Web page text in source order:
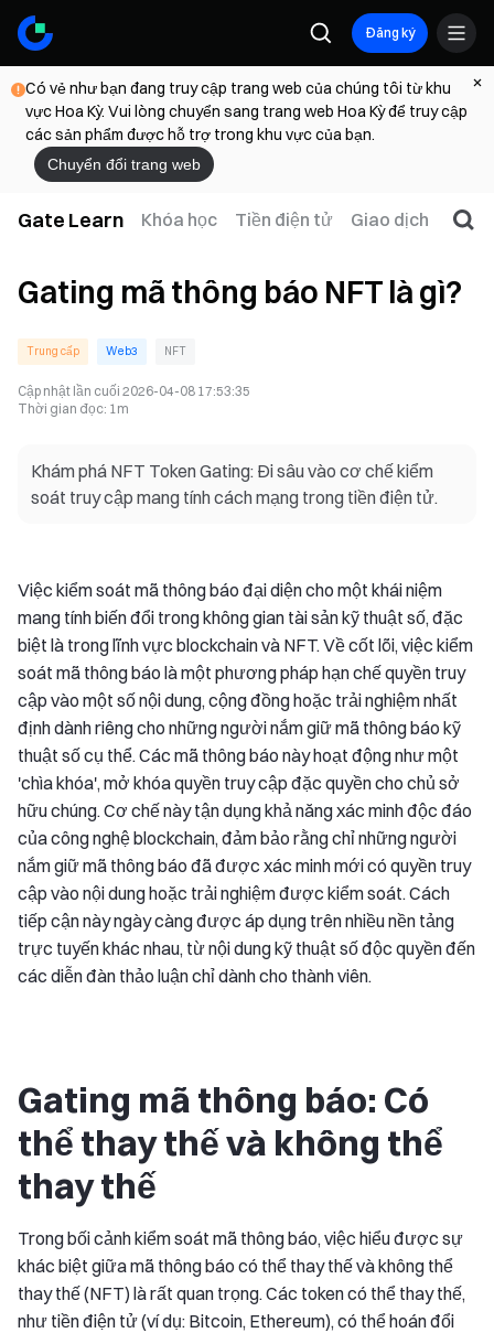
Đăng ký
Có vẻ như bạn đang truy cập trang web của chúng tôi từ khu
vực Hoa Kỳ. Vui lòng chuyển sang trang web Hoa Kỳ để truy cập
các sản phẩm được hỗ trợ trong khu vực của bạn.
Chuyển đổi trang web
Gate Learn Khóa học Tiền điện tử Giao dịch Web3
Gating mã thông báo NFT là gì?
Trung cấp Web3 NFT
Cập nhật lần cuối 2026-04-08 17:53:35
Thời gian đọc: 1m
Khám phá NFT Token Gating: Đi sâu vào cơ chế kiểm
soát truy cập mang tính cách mạng trong tiền điện tử.
Việc kiểm soát mã thông báo đại diện cho một khái niệm
mang tính biến đổi trong không gian tài sản kỹ thuật số, đặc
biệt là trong lĩnh vực blockchain và NFT. Về cốt lõi, việc kiểm
soát mã thông báo là một phương pháp hạn chế quyền truy
cập vào một số nội dung, cộng đồng hoặc trải nghiệm nhất
định dành riêng cho những người nắm giữ mã thông báo kỹ
thuật số cụ thể. Các mã thông báo này hoạt động như một
'chìa khóa', mở khóa quyền truy cập đặc quyền cho chủ sở
hữu chúng. Cơ chế này tận dụng khả năng xác minh độc đáo
của công nghệ blockchain, đảm bảo rằng chỉ những người
nắm giữ mã thông báo đã được xác minh mới có quyền truy
cập vào nội dung hoặc trải nghiệm được kiểm soát. Cách
tiếp cận này ngày càng được áp dụng trên nhiều nền tảng
trực tuyến khác nhau, từ nội dung kỹ thuật số độc quyền đến
các diễn đàn thảo luận chỉ dành cho thành viên.
Gating mã thông báo: Có
thể thay thế và không thể
thay thế
Trong bối cảnh kiểm soát mã thông báo, việc hiểu được sự
khác biệt giữa mã thông báo có thể thay thế và không thể
thay thế (NFT) là rất quan trọng. Các token có thể thay thế,
như tiền điện tử (ví dụ: Bitcoin, Ethereum), có thể hoán đổi